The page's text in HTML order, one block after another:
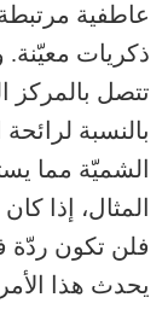
عاطفية مرتبطة
ذكريات معيّنة.
تتصل بالمركز
بالنسبة
الشميّة مما
المثال، إذا
فلن تكون ردّة
يحدث هذا